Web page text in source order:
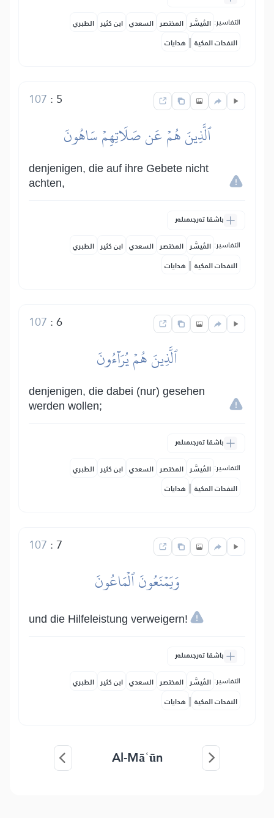
التفاسير: المُيسَّر المختصر السعدي ابن كثير الطبري
النفحات المكية | هدايات
5
:
107
ٱلَّذِينَ هُمۡ عَن صَلَاتِهِمۡ سَاهُونَ
denjenigen, die auf ihre Gebete nicht
achten,
باشقا تەرجىمىلەر
التفاسير: المُيسَّر المختصر السعدي ابن كثير الطبري
النفحات المكية | هدايات
6
:
107
ٱلَّذِينَ هُمۡ يُرَآءُونَ
denjenigen, die dabei (nur) gesehen
werden wollen;
باشقا تەرجىمىلەر
التفاسير: المُيسَّر المختصر السعدي ابن كثير الطبري
النفحات المكية | هدايات
7
:
107
وَيَمۡنَعُونَ ٱلۡمَاعُونَ
und die Hilfeleistung verweigern!
باشقا تەرجىمىلەر
التفاسير: المُيسَّر المختصر السعدي ابن كثير الطبري
النفحات المكية | هدايات
Al-Māʿūn